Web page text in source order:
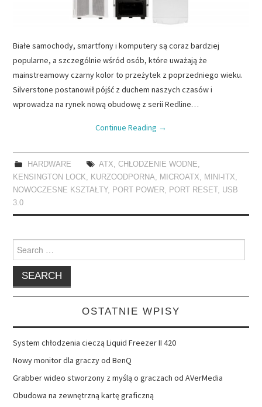
Białe samochody, smartfony i komputery są coraz bardziej
popularne, a szczególnie wśród osób, które uważają że
mainstreamowy czarny kolor to przeżytek z poprzedniego wieku.
Silverstone postanowił pójść z duchem naszych czasów i
wprowadza na rynek nową obudowę z serii Redline…
Continue Reading →
HARDWARE ATX, CHŁODZENIE WODNE,
KENSINGTON LOCK, KURZOODPORNA, MICROATX, MINI-ITX,
NOWOCZESNE KSZTAŁTY, PORT POWER, PORT RESET , USB
3.0
Search
for:
OSTATNIE WPISY
System chłodzenia cieczą Liquid Freezer II 420
Nowy monitor dla graczy od BenQ
Grabber wideo stworzony z myślą o graczach od AVerMedia
Obudowa na zewnętrzną kartę graficzną